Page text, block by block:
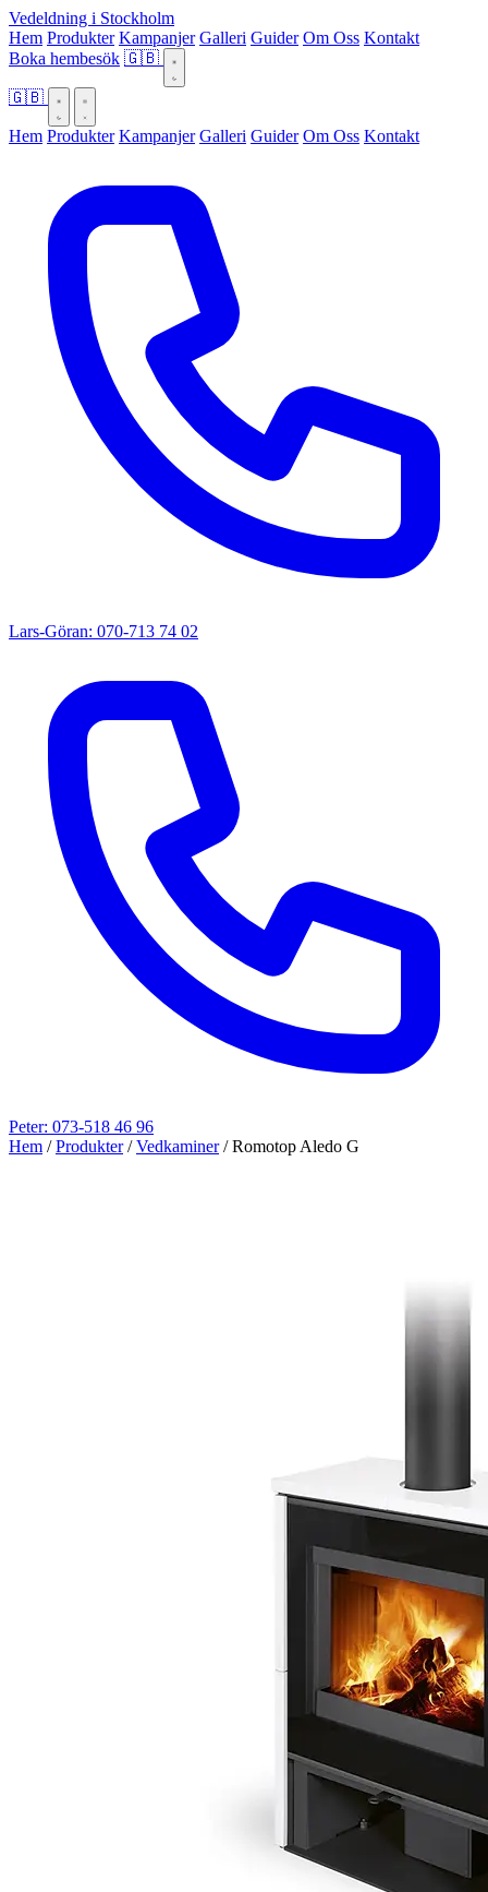
Vedeldning i Stockholm
Hem Produkter Kampanjer Galleri Guider Om Oss Kontakt
Boka hembesök 🇬🇧
🇬🇧
Hem Produkter Kampanjer Galleri Guider Om Oss Kontakt
Lars-Göran: 070-713 74 02
Peter: 073-518 46 96
Hem / Produkter / Vedkaminer / Romotop Aledo G